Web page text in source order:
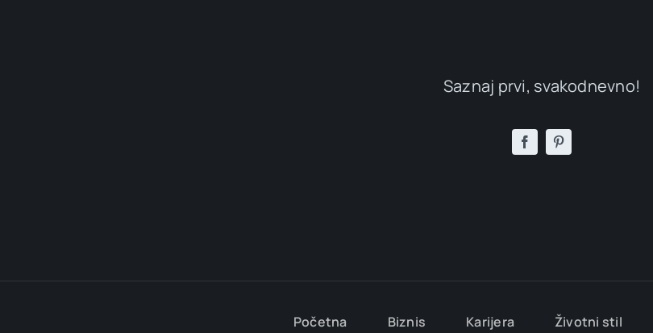
Saznaj prvi, svakodnevno!
Početna Biznis Karijera Životni stil